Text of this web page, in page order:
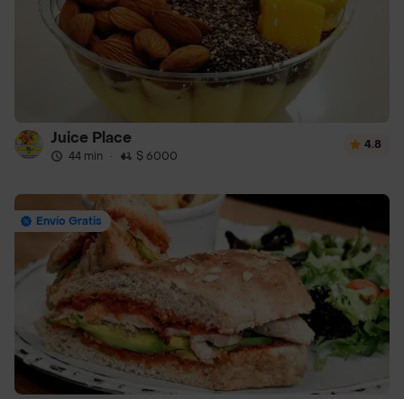
Juice Place
44 min · $ 6000
4.8
Envío Gratis